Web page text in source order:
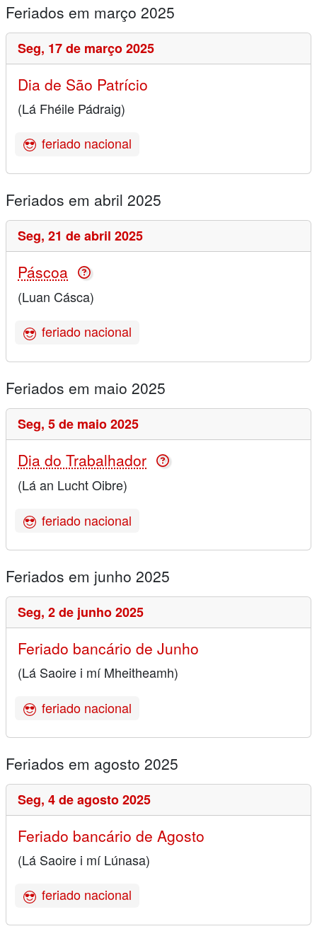
Feriados em março 2025
Seg, 17 de março 2025
Dia de São Patrício
(Lá Fhéile Pádraig)
feriado nacional
Feriados em abril 2025
Seg, 21 de abril 2025
Páscoa
(Luan Cásca)
feriado nacional
Feriados em maio 2025
Seg, 5 de maio 2025
Dia do Trabalhador
(Lá an Lucht Oibre)
feriado nacional
Feriados em junho 2025
Seg, 2 de junho 2025
Feriado bancário de Junho
(Lá Saoire i mí Mheitheamh)
feriado nacional
Feriados em agosto 2025
Seg, 4 de agosto 2025
Feriado bancário de Agosto
(Lá Saoire i mí Lúnasa)
feriado nacional